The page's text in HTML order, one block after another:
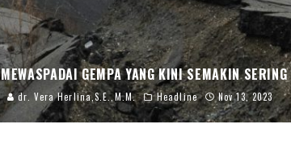
MEWASPADAI GEMPA YANG KINI SEMAKIN SERING
dr. Vera Herlina,S.E.,M.M. Headline Nov 13, 2023